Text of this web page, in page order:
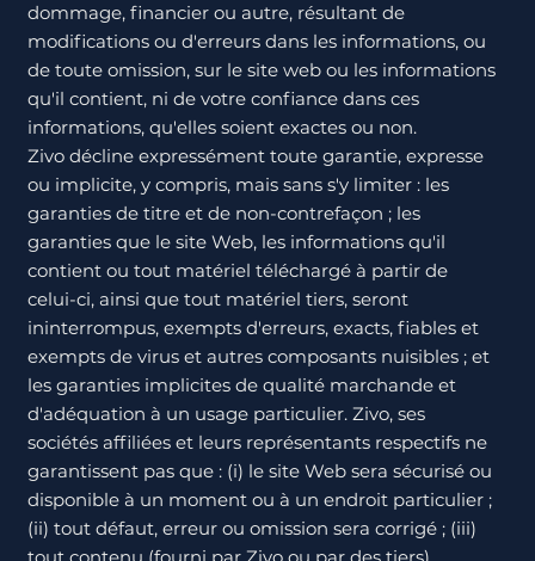
dommage, financier ou autre, résultant de
modifications ou d'erreurs dans les informations, ou
de toute omission, sur le site web ou les informations
qu'il contient, ni de votre confiance dans ces
informations, qu'elles soient exactes ou non.
Zivo décline expressément toute garantie, expresse
ou implicite, y compris, mais sans s'y limiter : les
garanties de titre et de non-contrefaçon ; les
garanties que le site Web, les informations qu'il
contient ou tout matériel téléchargé à partir de
celui-ci, ainsi que tout matériel tiers, seront
ininterrompus, exempts d'erreurs, exacts, fiables et
exempts de virus et autres composants nuisibles ; et
les garanties implicites de qualité marchande et
d'adéquation à un usage particulier. Zivo, ses
sociétés affiliées et leurs représentants respectifs ne
garantissent pas que : (i) le site Web sera sécurisé ou
disponible à un moment ou à un endroit particulier ;
(ii) tout défaut, erreur ou omission sera corrigé ; (iii)